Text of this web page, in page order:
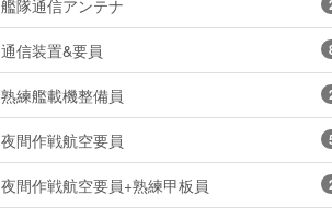
艦隊通信アンテナ
通信装置&要員
熟練艦載機整備員
夜間作戦航空要員
夜間作戦航空要員+熟練甲板員